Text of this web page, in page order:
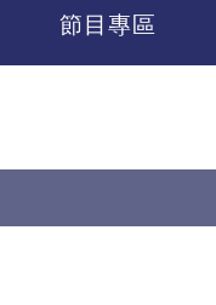
節目專區